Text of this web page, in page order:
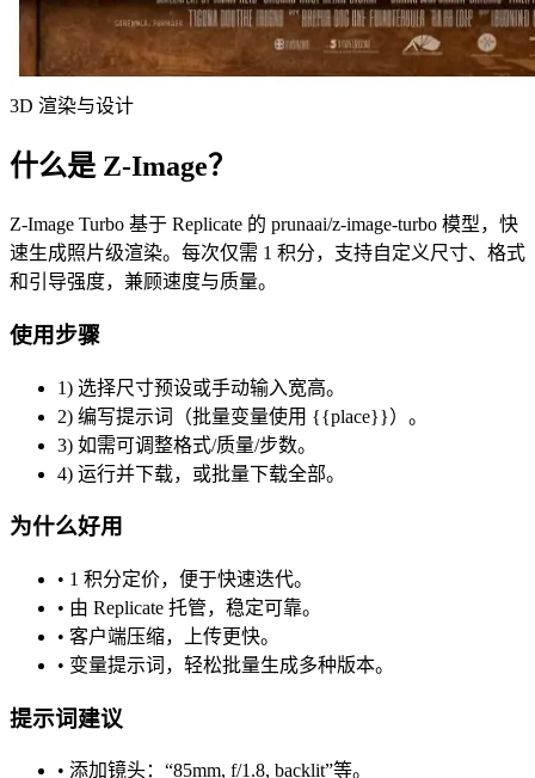
3D 渲染与设计
什么是 Z-Image？
Z-Image Turbo 基于 Replicate 的 prunaai/z-image-turbo 模型，快
速生成照片级渲染。每次仅需 1 积分，支持自定义尺寸、格式
和引导强度，兼顾速度与质量。
使用步骤
1) 选择尺寸预设或手动输入宽高。
2) 编写提示词（批量变量使用 {{place}}）。
3) 如需可调整格式/质量/步数。
4) 运行并下载，或批量下载全部。
为什么好用
• 1 积分定价，便于快速迭代。
• 由 Replicate 托管，稳定可靠。
• 客户端压缩，上传更快。
• 变量提示词，轻松批量生成多种版本。
提示词建议
• 添加镜头：“85mm, f/1.8, backlit”等。